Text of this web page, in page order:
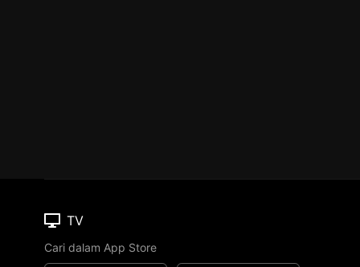
TV
Cari dalam App Store